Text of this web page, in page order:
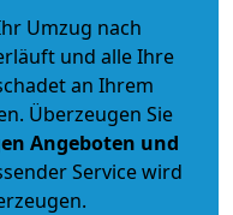
Umzug nach
und alle Ihre
an Ihrem
Überzeugen Sie
Angeboten und
Service wird